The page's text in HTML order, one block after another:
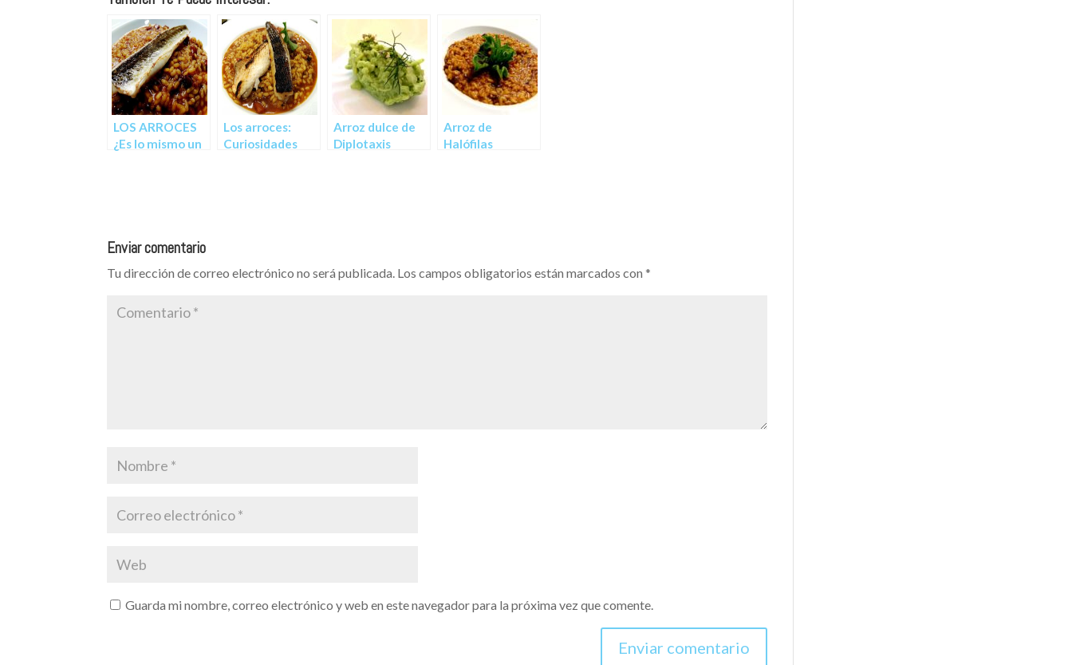
LOS ARROCES
¿Es lo mismo un
Los arroces:
Curiosidades
Arroz dulce de
Diplotaxis
Arroz de
Halófilas
Enviar comentario
Tu dirección de correo electrónico no será publicada. Los campos obligatorios están marcados con*
Guarda mi nombre, correo electrónico y web en este navegador para la próxima vez que comente.